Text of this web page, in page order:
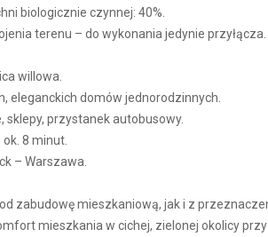
biologicznie czynnej: 40%.
terenu – do wykonania jedynie przyłącza.
willowa.
eleganckich domów jednorodzinnych.
sklepy, przystanek autobusowy.
ok. 8 minut.
– Warszawa.
zabudowę mieszkaniową, jak i z
mieszkania w cichej, zielonej okolicy